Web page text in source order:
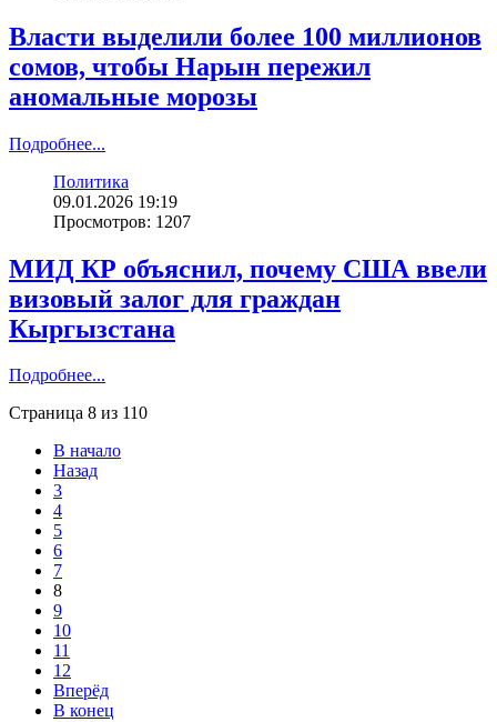
Власти выделили более 100 миллионов
сомов, чтобы Нарын пережил
аномальные морозы
Подробнее...
Политика
09.01.2026 19:19
Просмотров: 1207
МИД КР объяснил, почему США ввели
визовый залог для граждан
Кыргызстана
Подробнее...
Страница 8 из 110
В начало
Назад
3
4
5
6
7
8
9
10
11
12
Вперёд
В конец